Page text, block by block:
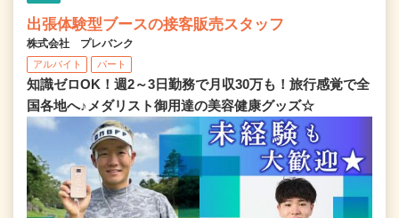
出張体験型ブースの接客販売スタッフ
株式会社 プレバンク
アルバイト パート
知識ゼロOK！週2～3日勤務で月収30万も！旅行感覚で全
国各地へ♪メダリスト御用達の美容健康グッズ☆